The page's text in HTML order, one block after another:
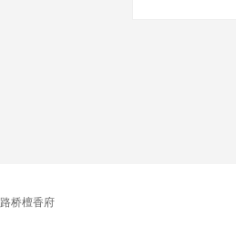
路桥檀香府